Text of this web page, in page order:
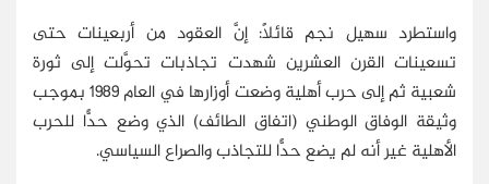
واستطرد سهيل نجم قائلًا: إنَّ العقود من أربعينات حتى
تسعينات القرن العشرين شهدت تجاذبات تحوَّلت إلى ثورة
شعبية ثم إلى حرب أهلية وضعت أوزارها في العام 1989 بموجب
وثيقة الوفاق الوطني (اتفاق الطائف) الذي وضع حدًّا للحرب
الأهلية غير أنه لم يضع حدًّا للتجاذب والصراع السياسي.